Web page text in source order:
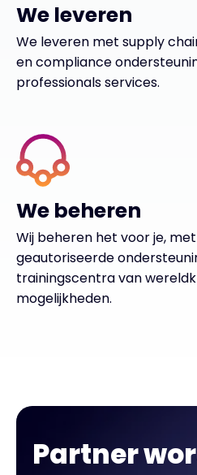
We leveren
We leveren met supply
en compliance
professionals services.
We beheren
Wij beheren het voor je,
geautoriseerde
trainingscentra van
mogelijkheden.
Partner